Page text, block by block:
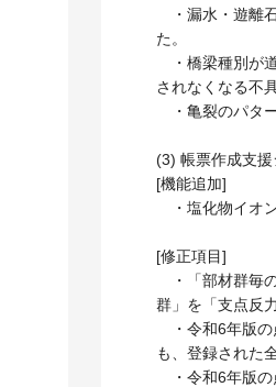
・漏水・遊離
た。
・橋梁種別が
されなくなる不
・亀裂のパタ
(3) 帳票作成支援
[機能追加]
・塩化物イオ
[修正項目]
・「部材群毎
群」を「支点反
・令和6年版の
も、登録された
・令和6年版の